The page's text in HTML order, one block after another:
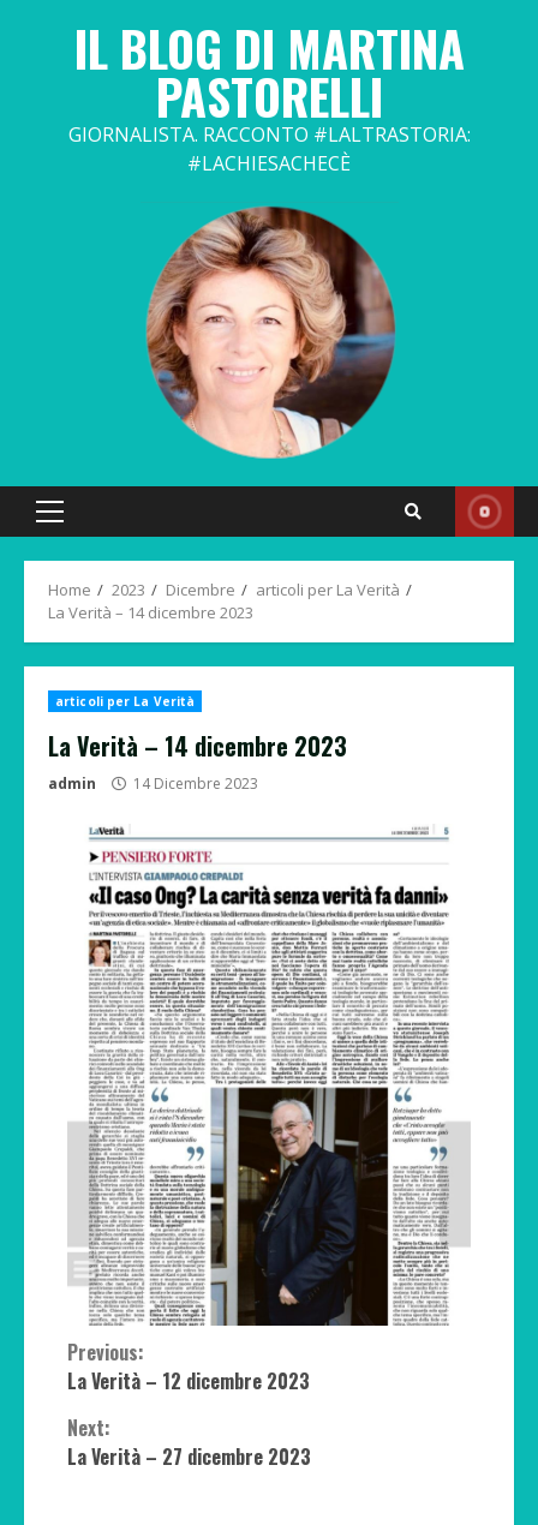
IL BLOG DI MARTINA
PASTORELLI
GIORNALISTA. RACCONTO #LALTRASTORIA:
#LACHIESACHECÈ
Primary
Home 2023 Dicembre
articoli per La Verità
La Verità – 14 dicembre 2023
articoli per La Verità
La Verità – 14 dicembre 2023
admin 14 Dicembre 2023
Continue
Reading
Previous:
La Verità – 12 dicembre 2023
Next:
La Verità – 27 dicembre 2023